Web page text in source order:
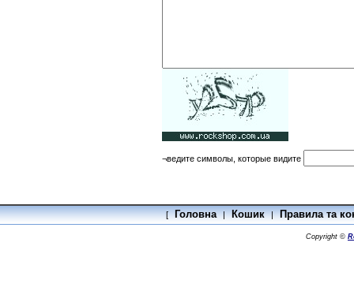
¬ведите символы, которые видите
[ Головна | Кошик | Правила та
Copyright ©